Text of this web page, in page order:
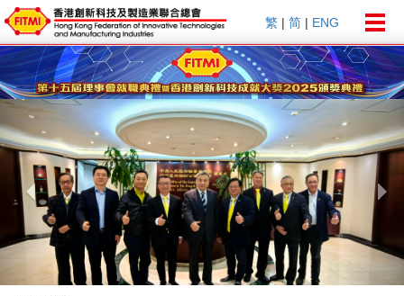
繁 | 简 | ENG
Previous